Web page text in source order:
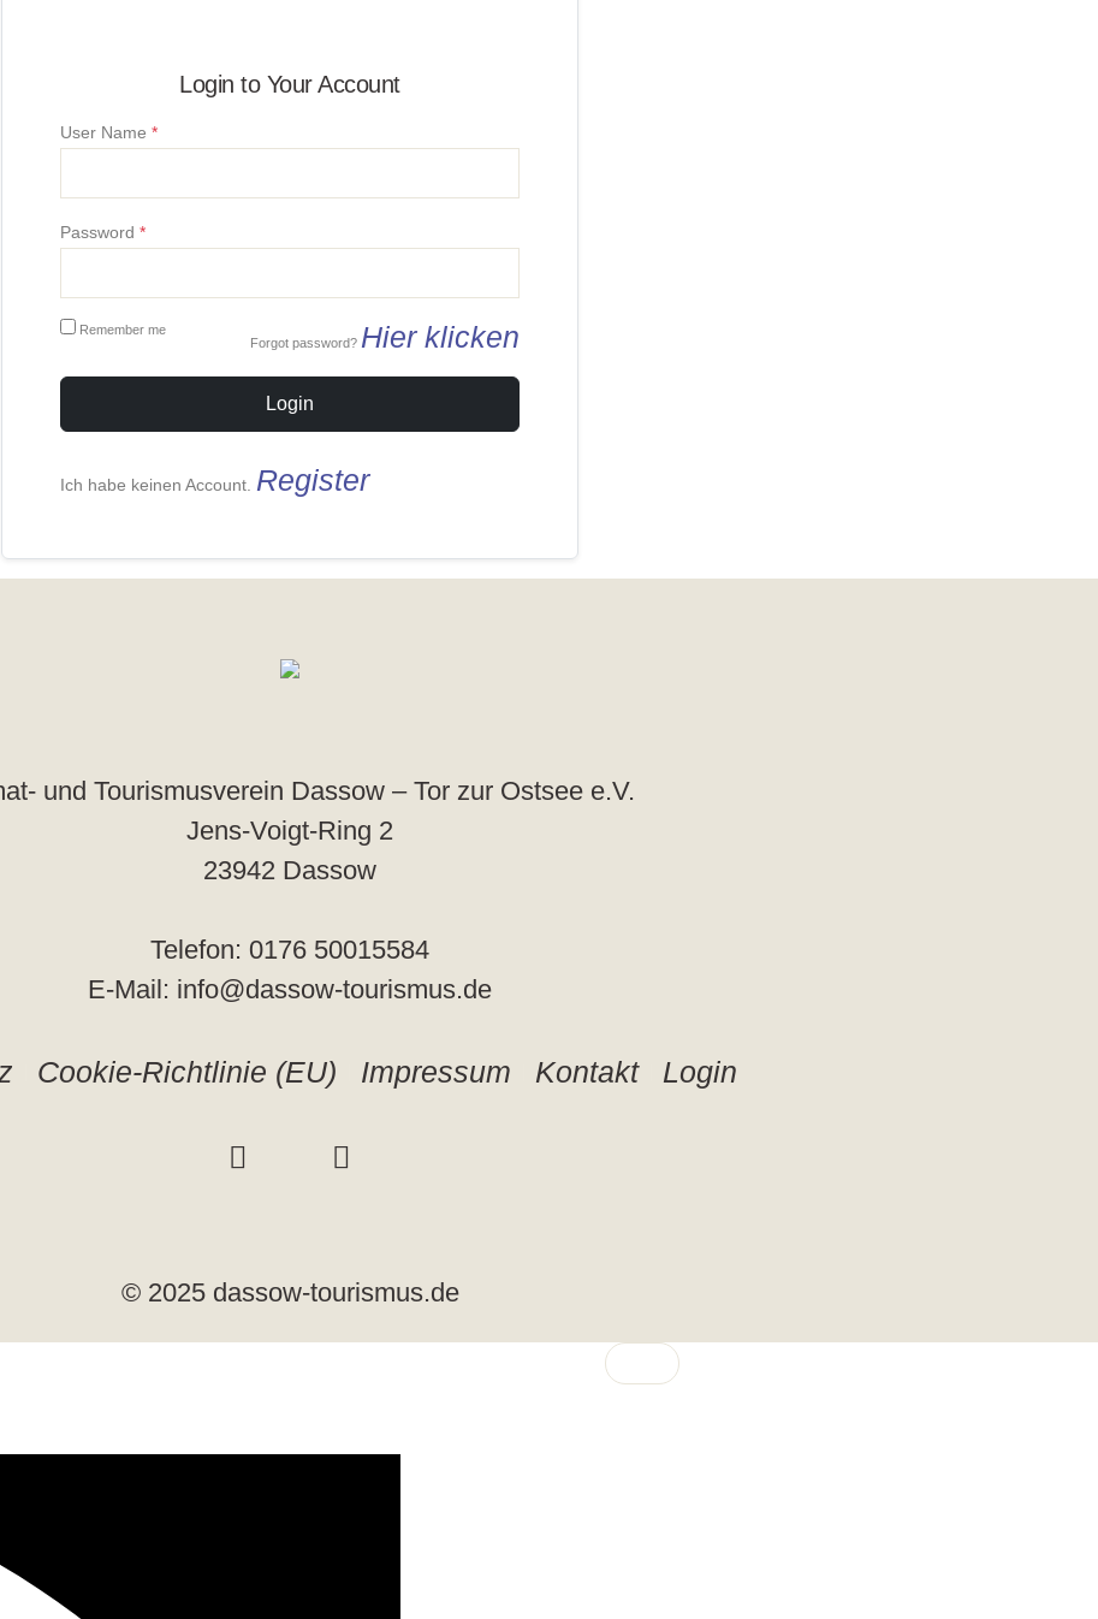
Login to Your Account
User Name *
Password *
Remember me
Forgot password? Hier klicken
Login
Ich habe keinen Account. Register
und Tourismusverein Dassow – Tor zur Ostsee e.V.
Jens-Voigt-Ring 2
23942 Dassow
Telefon: 0176 50015584
E-Mail: info@dassow-tourismus.de
Cookie-Richtlinie (EU) Impressum Kontakt Login
© 2025 dassow-tourismus.de